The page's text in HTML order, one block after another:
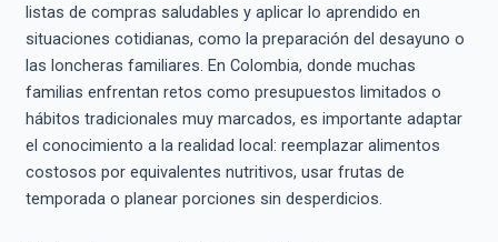
listas de compras saludables y aplicar lo aprendido en
situaciones cotidianas, como la preparación del desayuno o
las loncheras familiares. En Colombia, donde muchas
familias enfrentan retos como presupuestos limitados o
hábitos tradicionales muy marcados, es importante adaptar
el conocimiento a la realidad local: reemplazar alimentos
costosos por equivalentes nutritivos, usar frutas de
temporada o planear porciones sin desperdicios.